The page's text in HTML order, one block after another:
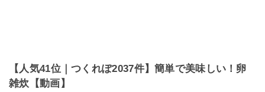
【人気41位｜つくれぽ2037件】簡単で美味しい！卵
雑炊【動画】